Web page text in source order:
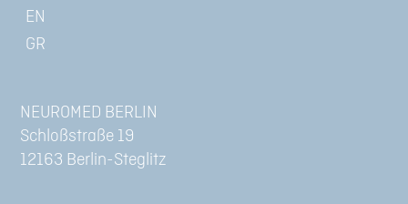
NEUROMED BERLIN
Schloßstraße 19
12163 Berlin-Steglitz